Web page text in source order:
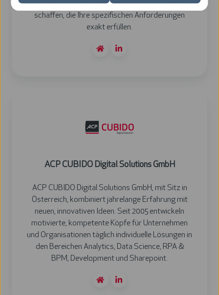
unerlässlich, um maßgeschneiderte Lösungen zu
schaffen, die Ihre spezifischen Anforderungen
exakt erfüllen.
Digital
Solutions
ACP CUBIDO Digital Solutions GmbH
ACP CUBIDO Digital Solutions GmbH, mit Sitz in
Österreich, kombiniert jahrelange Erfahrung mit
neuen, innovativen Ideen. Seit 2005 entwickeln
motivierte, kompetente Köpfe für Unternehmen
und Organisationen täglich individuelle Lösungen in
den Bereichen Analytics, Data Science, RPA &
BPM, Development und Sharepoint.